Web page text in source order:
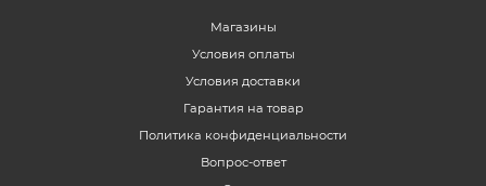
Магазины
Условия оплаты
Условия доставки
Гарантия на товар
Политика конфиденциальности
Вопрос-ответ